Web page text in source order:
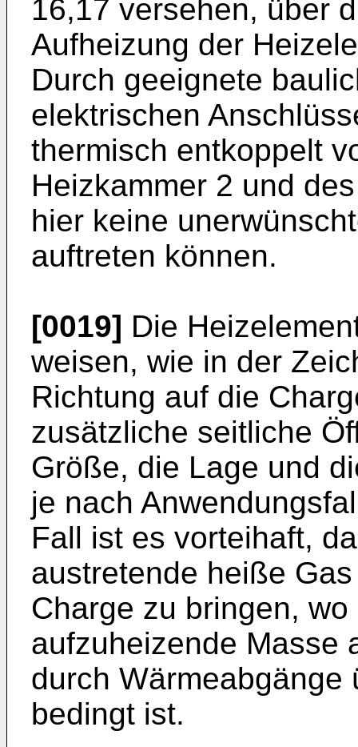
16,17 versehen, über
Aufheizung der
Durch geeignete
elektrischen
thermisch entkoppelt
Heizkammer 2 und
hier keine
auftreten können.
[0019] Die
weisen, wie in der
Richtung auf die
zusätzliche seitliche
Größe, die Lage und
je nach
Fall ist es vorteihaft,
austretende heiße
Charge zu bringen,
aufzuheizende Masse
durch Wärmeabgänge
bedingt ist.